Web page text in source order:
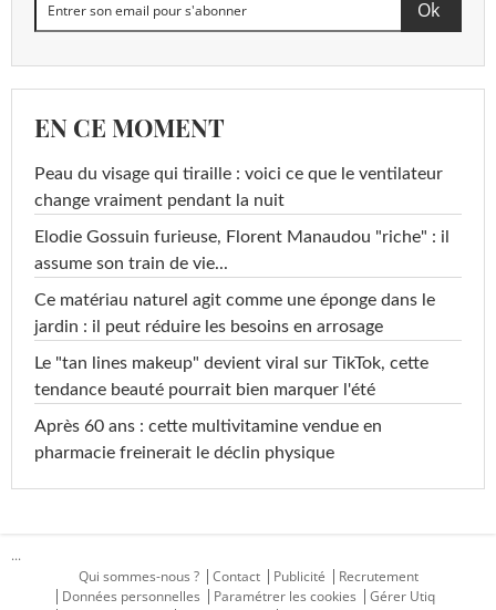
EN CE MOMENT
Peau du visage qui tiraille : voici ce que le ventilateur
change vraiment pendant la nuit
Elodie Gossuin furieuse, Florent Manaudou "riche" : il
assume son train de vie...
Ce matériau naturel agit comme une éponge dans le
jardin : il peut réduire les besoins en arrosage
Le "tan lines makeup" devient viral sur TikTok, cette
tendance beauté pourrait bien marquer l'été
Après 60 ans : cette multivitamine vendue en
pharmacie freinerait le déclin physique
...
Qui sommes-nous ?
Contact Publicité
Recrutement
Données personnelles
Paramétrer les cookies
Gérer Utiq